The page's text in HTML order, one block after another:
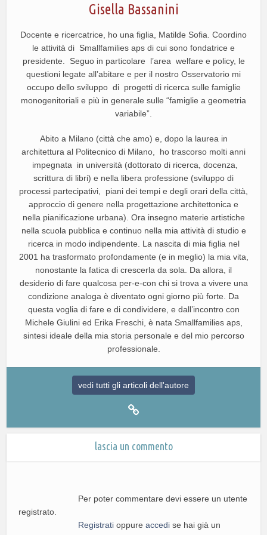
Gisella Bassanini
Docente e ricercatrice, ho una figlia, Matilde Sofia. Coordino
le attività di Smallfamilies aps di cui sono fondatrice e
presidente. Seguo in particolare l’area welfare e policy, le
questioni legate all’abitare e per il nostro Osservatorio mi
occupo dello sviluppo di progetti di ricerca sulle famiglie
monogenitoriali e più in generale sulle “famiglie a geometria
variabile”.
Abito a Milano (città che amo) e, dopo la laurea in
architettura al Politecnico di Milano, ho trascorso molti anni
impegnata in università (dottorato di ricerca, docenza,
scrittura di libri) e nella libera professione (sviluppo di
processi partecipativi, piani dei tempi e degli orari della città,
approccio di genere nella progettazione architettonica e
nella pianificazione urbana). Ora insegno materie artistiche
nella scuola pubblica e continuo nella mia attività di studio e
ricerca in modo indipendente. La nascita di mia figlia nel
2001 ha trasformato profondamente (e in meglio) la mia vita,
nonostante la fatica di crescerla da sola. Da allora, il
desiderio di fare qualcosa per-e-con chi si trova a vivere una
condizione analoga è diventato ogni giorno più forte. Da
questa voglia di fare e di condividere, e dall’incontro con
Michele Giulini ed Erika Freschi, è nata Smallfamilies aps,
sintesi ideale della mia storia personale e del mio percorso
professionale.
vedi tutti gli articoli dell'autore
lascia un commento
Per poter commentare devi essere un utente
registrato.
Registrati oppureaccedi se hai già un